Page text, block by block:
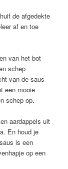
de afgedekte
af en toe
van het bot
schep
van de saus
een mooie
schep op.
aardappels uit
En houd je
is een
op een